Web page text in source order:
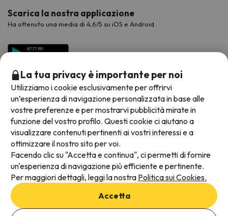
Scarica la nostra applicazione
Ha ottenuto una media di 4,6/5 su iOS e Android.
Metodi di pagamento disponibili
Termini e condizioni generali
Protezione dei dati
La tua privacy è importante per noi
Utilizziamo i cookie esclusivamente per offrirvi
un’esperienza di navigazione personalizzata in base alle
vostre preferenze e per mostrarvi pubblicità mirate in
funzione del vostro profilo. Questi cookie ci aiutano a
visualizzare contenuti pertinenti ai vostri interessi e a
ottimizzare il nostro sito per voi.
Facendo clic su "Accetta e continua", ci permetti di fornire
un'esperienza di navigazione più efficiente e pertinente.
Per maggiori dettagli, leggi la nostra Politica sui Cookies.
Accetta